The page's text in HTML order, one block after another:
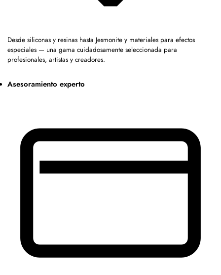
Desde siliconas y resinas hasta Jesmonite y materiales para efectos
especiales — una gama cuidadosamente seleccionada para
profesionales, artistas y creadores.
Asesoramiento experto